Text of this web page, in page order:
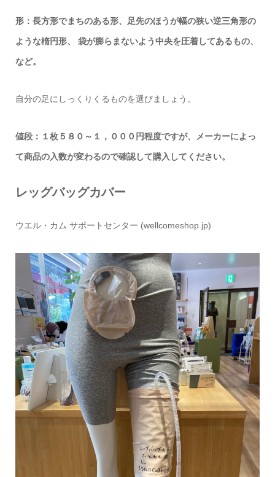
形：長方形でまちのある形、足先のほうが幅の狭い逆三角形の
ような楕円形、 袋が膨らまないよう中央を圧着してあるもの、
など。
自分の足にしっくりくるものを選びましょう。
値段：１枚５８０～１，０００円程度ですが、メーカーによっ
て商品の入数が変わるので確認して購入してください。
レッグバッグカバー
ウエル・カム サポートセンター (wellcomeshop.jp)